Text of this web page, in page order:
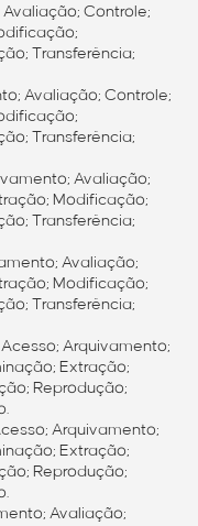
Controle;
Transferência;
Avaliação; Controle;
Transferência;
Avaliação;
Modificação;
Transferência;
Avaliação;
Modificação;
Transferência;
Arquivamento;
Extração;
Reprodução;
Arquivamento;
Extração;
Reprodução;
Avaliação;